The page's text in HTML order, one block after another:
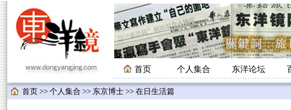
首页 个人集合 东洋论坛
首页 >> 个人集合 >> 东京博士 >> 在日生活篇